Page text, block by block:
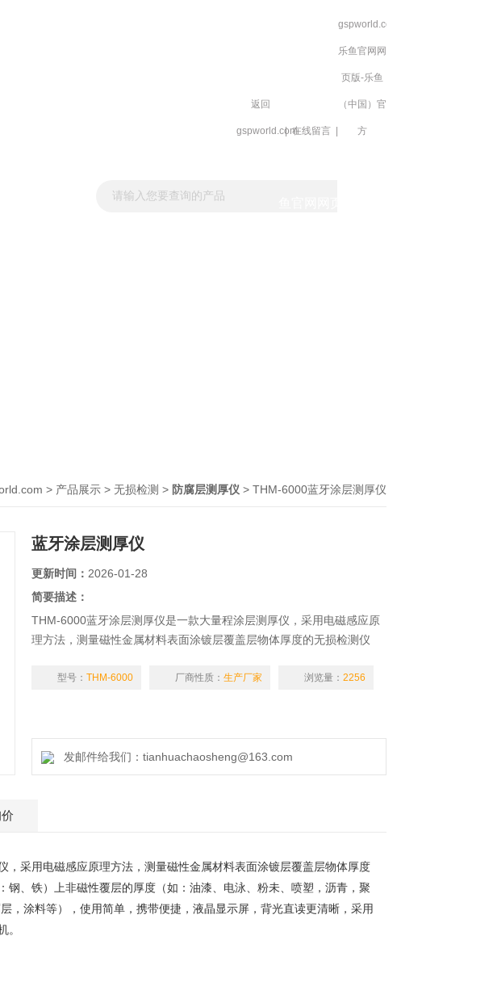
返回
gspworld.com
| 在线留言
gspworld.com-
乐鱼官网网
页版-乐鱼
（中国）官
方
> 产品展示 > 无损检测 > 防腐层测厚仪 > THM-6000蓝牙涂层测厚仪
蓝牙涂层测厚仪
更新时间： 2026-01-28
简要描述：
THM-6000蓝牙涂层测厚仪是一款大量程涂层测厚仪，采用电磁感应原
理方法，测量磁性金属材料表面涂镀层覆盖层物体厚度的无损检测仪
（如：油漆、电泳、粉未、喷塑，沥青，聚乙烯,镀锌、铬、铜、锢、珐
型号： THM-6000 厂商性质： 生产厂家 浏览量： 2256
发邮件给我们：tianhuachaosheng@163.com
，采用电磁感应原理方法， 测量磁性金属材料表面涂镀层覆盖层物体厚度
、铁）上非磁性覆层的厚度（如：油漆、电泳、粉未、 喷塑，沥青，聚
，涂料等），使用简单，携带便捷，液晶显示屏，背光直读更清晰，采用
。